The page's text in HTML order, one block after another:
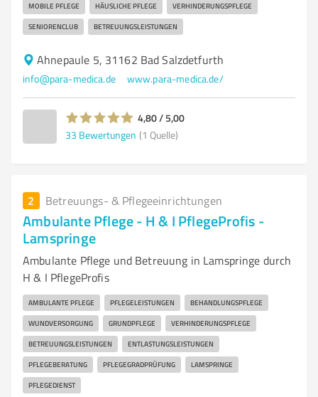
MOBILE PFLEGE HÄUSLICHE PFLEGE VERHINDERUNGSPFLEGE
SENIORENCLUB BETREUUNGSLEISTUNGEN
Ahnepaule 5, 31162 Bad Salzdetfurth
info@para-medica.de www.para-medica.de/
4,80 / 5,00
33 Bewertungen (1 Quelle)
2 Betreuungs- & Pflegeeinrichtungen
Ambulante Pflege - H & I PflegeProfis -
Lamspringe
Ambulante Pflege und Betreuung in Lamspringe durch
H & I PflegeProfis
AMBULANTE PFLEGE PFLEGELEISTUNGEN BEHANDLUNGSPFLEGE
WUNDVERSORGUNG GRUNDPFLEGE VERHINDERUNGSPFLEGE
BETREUUNGSLEISTUNGEN ENTLASTUNGSLEISTUNGEN
PFLEGEBERATUNG PFLEGEGRADPRÜFUNG LAMSPRINGE
PFLEGEDIENST